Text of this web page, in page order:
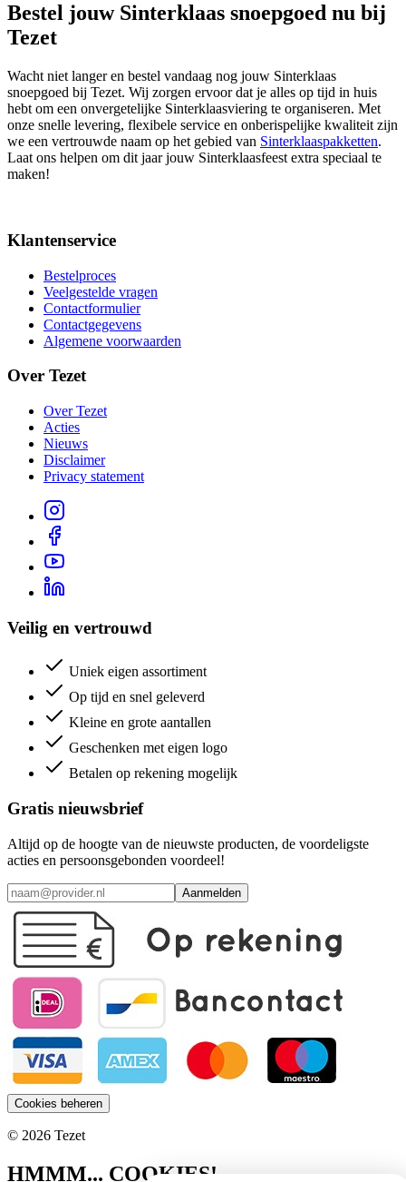
Bestel jouw Sinterklaas snoepgoed nu bij
Tezet
Wacht niet langer en bestel vandaag nog jouw Sinterklaas
snoepgoed bij Tezet. Wij zorgen ervoor dat je alles op tijd in huis
hebt om een onvergetelijke Sinterklaasviering te organiseren. Met
onze snelle levering, flexibele service en onberispelijke kwaliteit zijn
we een vertrouwde naam op het gebied van Sinterklaaspakketten.
Laat ons helpen om dit jaar jouw Sinterklaasfeest extra speciaal te
maken!
Klantenservice
Bestelproces
Veelgestelde vragen
Contactformulier
Contactgegevens
Algemene voorwaarden
Over Tezet
Over Tezet
Acties
Nieuws
Disclaimer
Privacy statement
Veilig en vertrouwd
Uniek eigen assortiment
Op tijd en snel geleverd
Kleine en grote aantallen
Geschenken met eigen logo
Betalen op rekening mogelijk
Gratis nieuwsbrief
Altijd op de hoogte van de nieuwste producten, de voordeligste
acties en persoonsgebonden voordeel!
Aanmelden
Cookies beheren
© 2026 Tezet
HMMM... COOKIES!